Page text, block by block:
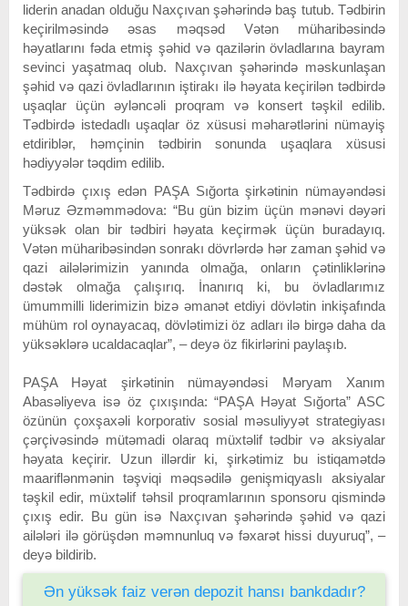
liderin anadan olduğu Naxçıvan şəhərində baş tutub. Tədbirin
keçirilməsində əsas məqsəd Vətən müharibəsində
həyatlarını fəda etmiş şəhid və qazilərin övladlarına bayram
sevinci yaşatmaq olub. Naxçıvan şəhərində məskunlaşan
şəhid və qazi övladlarının iştirakı ilə həyata keçirilən tədbirdə
uşaqlar üçün əyləncəli proqram və konsert təşkil edilib.
Tədbirdə istedadlı uşaqlar öz xüsusi məharətlərini nümayiş
etdiriblər, həmçinin tədbirin sonunda uşaqlara xüsusi
hədiyyələr təqdim edilib.
Tədbirdə çıxış edən PAŞA Sığorta şirkətinin nümayəndəsi
Məruz Əzməmmədova: “Bu gün bizim üçün mənəvi dəyəri
yüksək olan bir tədbiri həyata keçirmək üçün buradayıq.
Vətən müharibəsindən sonrakı dövrlərdə hər zaman şəhid və
qazi ailələrimizin yanında olmağa, onların çətinliklərinə
dəstək olmağa çalışırıq. İnanırıq ki, bu övladlarımız
ümummilli liderimizin bizə əmanət etdiyi dövlətin inkişafında
mühüm rol oynayacaq, dövlətimizi öz adları ilə birgə daha da
yüksəklərə ucaldacaqlar”, – deyə öz fikirlərini paylaşıb.
PAŞA Həyat şirkətinin nümayəndəsi Məryam Xanım
Abasəliyeva isə öz çıxışında: “PAŞA Həyat Sığorta” ASC
özünün çoxşaxəli korporativ sosial məsuliyyət strategiyası
çərçivəsində mütəmadi olaraq müxtəlif tədbir və aksiyalar
həyata keçirir. Uzun illərdir ki, şirkətimiz bu istiqamətdə
maariflənmənin təşviqi məqsədilə genişmiqyaslı aksiyalar
təşkil edir, müxtəlif təhsil proqramlarının sponsoru qismində
çıxış edir. Bu gün isə Naxçıvan şəhərində şəhid və qazi
ailələri ilə görüşdən məmnunluq və fəxarət hissi duyuruq”, –
deyə bildirib.
Ən yüksək faiz verən depozit hansı bankdadır?